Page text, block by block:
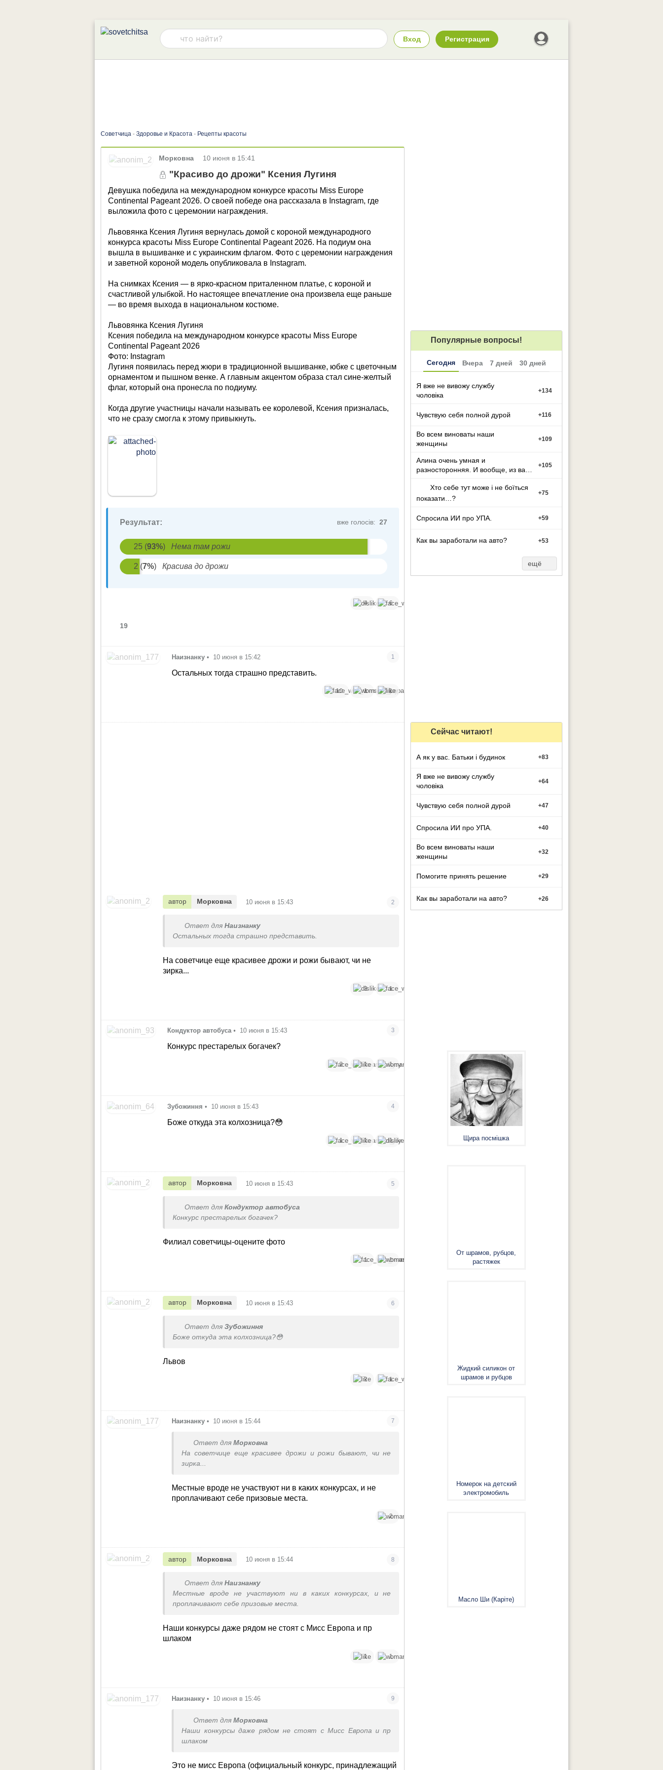
Вход Регистрация
Советчица - Здоровье и Красота - Рецепты красоты
Морковна 10 июня в 15:41
"Красиво до дрожи" Ксения Лугиня
Девушка победила на международном конкурсе красоты Miss Europe
Continental Pageant 2026. О своей победе она рассказала в Instagram, где
выложила фото с церемонии награждения.
Львовянка Ксения Лугиня вернулась домой с короной международного
конкурса красоты Miss Europe Continental Pageant 2026. На подиум она
вышла в вышиванке и с украинским флагом. Фото с церемонии награждения
и заветной короной модель опубликовала в Instagram.
На снимках Ксения — в ярко-красном приталенном платье, с короной и
счастливой улыбкой. Но настоящее впечатление она произвела еще раньше
— во время выхода в национальном костюме.
Львовянка Ксения Лугиня
Ксения победила на международном конкурсе красоты Miss Europe
Continental Pageant 2026
Фото: Instagram
Лугиня появилась перед жюри в традиционной вышиванке, юбке с цветочным
орнаментом и пышном венке. А главным акцентом образа стал сине-желтый
флаг, который она пронесла по подиуму.
Когда другие участницы начали называть ее королевой, Ксения призналась,
что не сразу смогла к этому привыкнуть.
Результат: вже голосів: 27
25 (93%) Нема там рожи
2 (7%) Красива до дрожи
4 6
19
Наизнанку • 10 июня в 15:42 1
Остальных тогда страшно представить.
10 1 1
автор Морковна 10 июня в 15:43 2
Ответ для Наизнанку
Остальных тогда страшно представить.
На советчице еще красивее дрожи и рожи бывают, чи не
зирка...
3 1
Кондуктор автобуса • 10 июня в 15:43 3
Конкурс престарелых богачек?
3 1 1
Зубожиння • 10 июня в 15:43 4
Боже откуда эта колхозница?😳
1 1 1
автор Морковна 10 июня в 15:43 5
Ответ для Кондуктор автобуса
Конкурс престарелых богачек?
Филиал советчицы-оцените фото
1 1
автор Морковна 10 июня в 15:43 6
Ответ для Зубожиння
Боже откуда эта колхозница?😳
Львов
2 1
Наизнанку • 10 июня в 15:44 7
Ответ для Морковна
На советчице еще красивее дрожи и рожи бывают, чи не
зирка...
Местные вроде не участвуют ни в каких конкурсах, и не
проплачивают себе призовые места.
2
автор Морковна 10 июня в 15:44 8
Ответ для Наизнанку
Местные вроде не участвуют ни в каких конкурсах, и не
проплачивают себе призовые места.
Наши конкурсы даже рядом не стоят с Мисс Европа и пр
шлаком
1 1
Наизнанку • 10 июня в 15:46 9
Ответ для Морковна
Наши конкурсы даже рядом не стоят с Мисс Европа и пр
шлаком
Это не мисс Европа (официальный конкурс, принадлежащий
Популярные вопросы!
Сегодня Вчера 7 дней 30 дней
Я вже не вивожу службу
чоловіка
+134
Чувствую себя полной дурой +116
Во всем виноваты наши
женщины
+109
Алина очень умная и
разносторонняя. И вообще, из вас
+105
Хто себе тут може і не боїться
показати…?
+75
Спросила ИИ про УПА. +59
Как вы заработали на авто? +53
ещё
Сейчас читают!
А як у вас. Батьки і будинок +83
Я вже не вивожу службу
чоловіка
+64
Чувствую себя полной дурой +47
Спросила ИИ про УПА. +40
Во всем виноваты наши
женщины
+32
Помогите принять решение +29
Как вы заработали на авто? +26
Щира посмішка
От шрамов, рубцов,
растяжек
Жидкий силикон от
шрамов и рубцов
Номерок на детский
электромобиль
Масло Ши (Каріте)